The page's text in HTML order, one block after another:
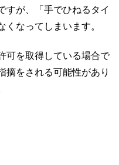
すが、「手でひねるタイ
なってしまいます。
可を取得している場合で
摘をされる可能性があり